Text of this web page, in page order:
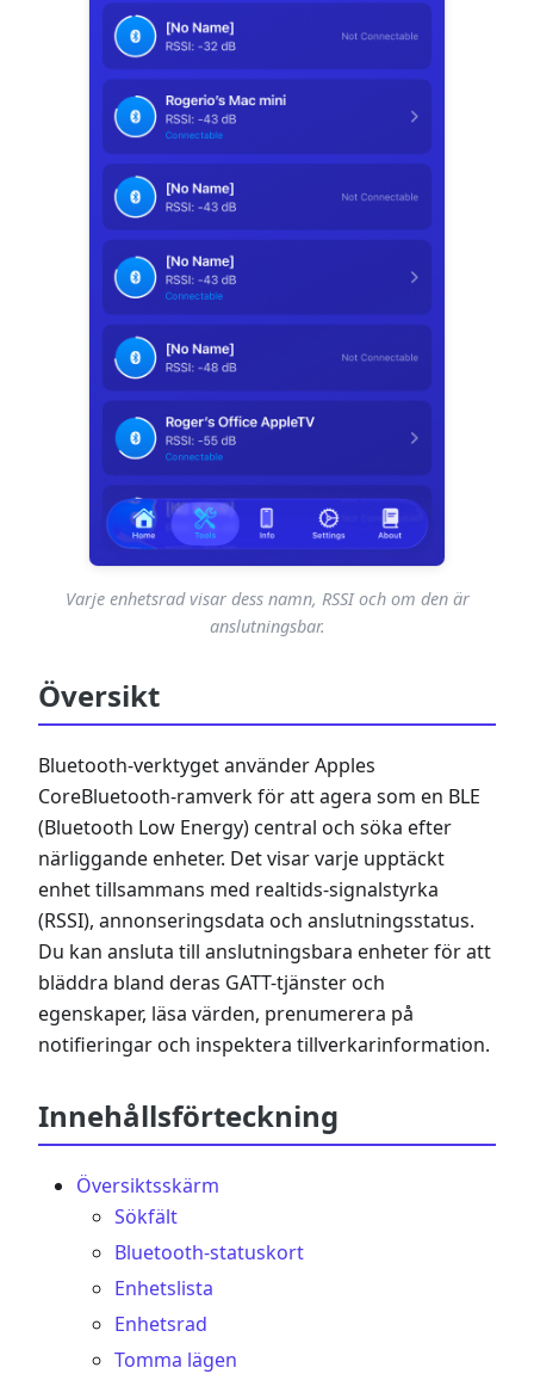
Varje enhetsrad visar dess namn, RSSI och om den är
anslutningsbar.
Översikt
Bluetooth-verktyget använder Apples
CoreBluetooth-ramverk för att agera som en BLE
(Bluetooth Low Energy) central och söka efter
närliggande enheter. Det visar varje upptäckt
enhet tillsammans med realtids-signalstyrka
(RSSI), annonseringsdata och anslutningsstatus.
Du kan ansluta till anslutningsbara enheter för att
bläddra bland deras GATT-tjänster och
egenskaper, läsa värden, prenumerera på
notifieringar och inspektera tillverkarinformation.
Innehållsförteckning
Översiktsskärm
Sökfält
Bluetooth-statuskort
Enhetslista
Enhetsrad
Tomma lägen